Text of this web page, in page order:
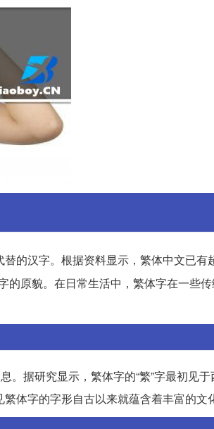
替的汉字。根据资料显示，繁体中文已有
原貌。在日常生活中，繁体字在一些
。据研究显示，繁体字的“繁”字最初见
体字的字形自古以来就蕴含着丰富的文